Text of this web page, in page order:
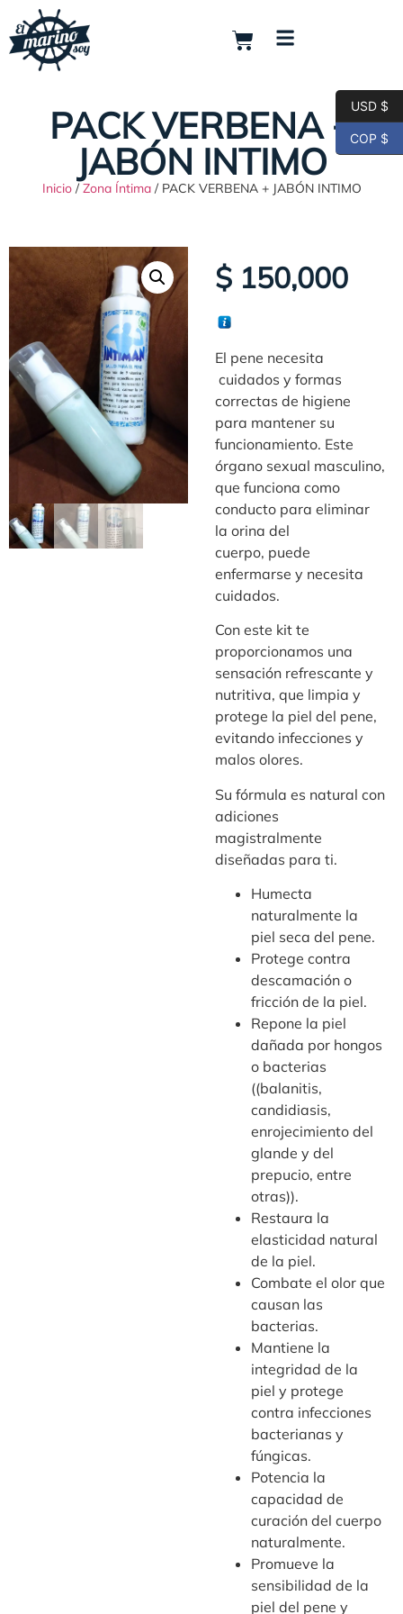
PACK VERBENA +
JABÓN INTIMO
Inicio/Zona Íntima/ PACK VERBENA + JABÓN INTIMO
$150,000
El pene necesita
cuidados y formas
correctas de higiene
para mantener su
funcionamiento. Este
órgano sexual masculino,
que funciona como
conducto para eliminar
la orina del
cuerpo, puede
enfermarse y necesita
cuidados.
Con este kit te
proporcionamos una
sensación refrescante y
nutritiva, que limpia y
protege la piel del pene,
evitando infecciones y
malos olores.
Su fórmula es natural con
adiciones
magistralmente
diseñadas para ti.
Humecta
naturalmente la
piel seca del pene.
Protege contra
descamación o
fricción de la piel.
Repone la piel
dañada por hongos
o bacterias
((balanitis,
candidiasis,
enrojecimiento del
glande y del
prepucio, entre
otras)).
Restaura la
elasticidad natural
de la piel.
Combate el olor que
causan las
bacterias.
Mantiene la
integridad de la
piel y protege
contra infecciones
bacterianas y
fúngicas.
Potencia la
capacidad de
curación del cuerpo
naturalmente.
Promueve la
sensibilidad de la
piel del pene y
USD $
COP $